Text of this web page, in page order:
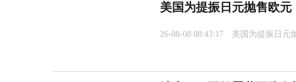
美国为提振日元抛售欧
26-08-08 08:43:17 美国为提振日元